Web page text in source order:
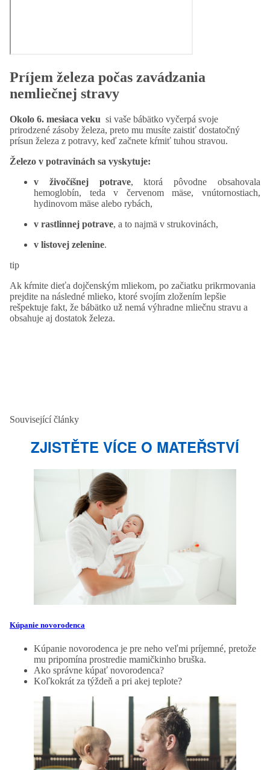
Príjem železa počas zavádzania
nemliečnej stravy
Okolo 6. mesiaca veku si vaše bábätko vyčerpá svoje
prirodzené zásoby železa, preto mu musíte zaistiť dostatočný
prísun železa z potravy, keď začnete kŕmiť tuhou stravou.
Železo v potravinách sa vyskytuje:
v živočíšnej potrave, ktorá pôvodne obsahovala
hemoglobín, teda v červenom mäse, vnútornostiach,
hydinovom mäse alebo rybách,
v rastlinnej potrave, a to najmä v strukovinách,
v listovej zelenine.
tip
Ak kŕmite dieťa dojčenským mliekom, po začiatku prikrmovania
prejdite na následné mlieko, ktoré svojím zložením lepšie
rešpektuje fakt, že bábätko už nemá výhradne mliečnu stravu a
obsahuje aj dostatok železa.
Související články
ZJISTĚTE VÍCE O MATEŘSTVÍ
Kúpanie novorodenca
Kúpanie novorodenca je pre neho veľmi príjemné, pretože
mu pripomína prostredie mamičkinho bruška.
Ako správne kúpať novorodenca?
Koľkokrát za týždeň a pri akej teplote?